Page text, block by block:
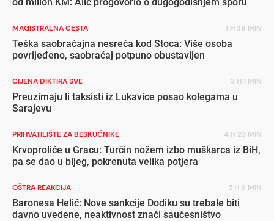
MAGISTRALNA CESTA 1 H 39 MIN
Teška saobraćajna nesreća kod Stoca: Više osoba
povrijeđeno, saobraćaj potpuno obustavljen
CIJENA DIKTIRA SVE 3 H 1 MIN
Preuzimaju li taksisti iz Lukavice posao kolegama u
Sarajevu
PRIHVATILIŠTE ZA BESKUĆNIKE 4 H 23 MIN
Krvoproliće u Gracu: Turčin nožem izbo muškarca iz BiH,
pa se dao u bijeg, pokrenuta velika potjera
OŠTRA REAKCIJA 5 H 9 MIN
Baronesa Helić: Nove sankcije Dodiku su trebale biti
davno uvedene, neaktivnost znači saučesništvo